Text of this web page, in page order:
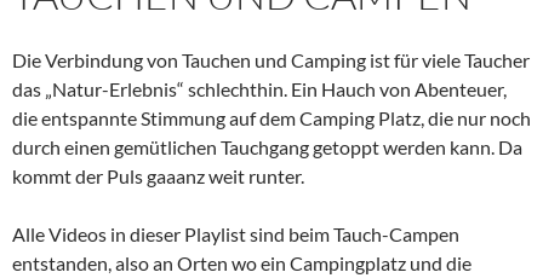
Die Verbindung von Tauchen und Camping ist für viele Taucher
das „Natur-Erlebnis“ schlechthin. Ein Hauch von Abenteuer,
die entspannte Stimmung auf dem Camping Platz, die nur noch
durch einen gemütlichen Tauchgang getoppt werden kann. Da
kommt der Puls gaaanz weit runter.
Alle Videos in dieser Playlist sind beim Tauch-Campen
entstanden, also an Orten wo ein Campingplatz und die